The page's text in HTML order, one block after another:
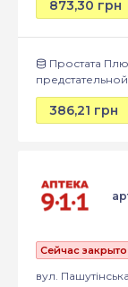
873,30 грн
Простата
386,21 грн
Сейчас закрыто
вул.